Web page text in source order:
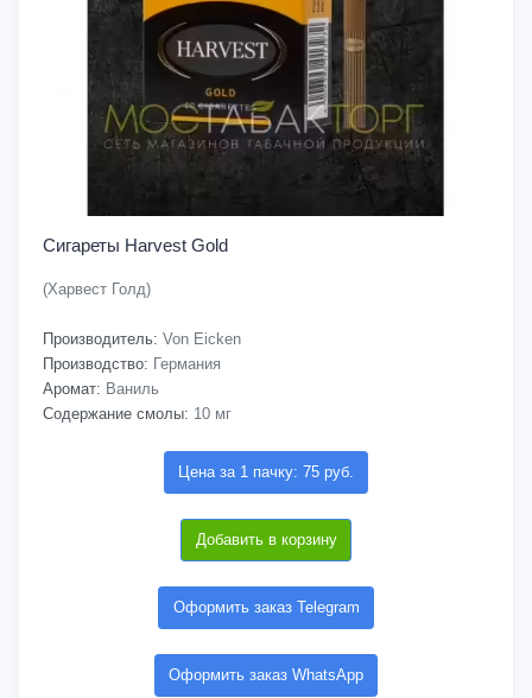
Сигареты Harvest Gold
(Харвест Голд)
Производитель: Von Eicken
Производство: Германия
Аромат: Ваниль
Содержание смолы: 10 мг
Цена за 1 пачку: 75 руб.
Добавить в корзину
Оформить заказ Telegram
Оформить заказ WhatsApp